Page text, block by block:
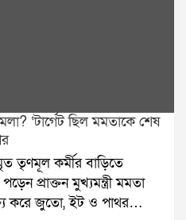
‘টার্গেট ছিল মমতাকে শেষ
তৃণমূল কর্মীর বাড়িতে
প্রাক্তন মুখ্যমন্ত্রী মমতা
করে জুতো, ইট ও পাথর